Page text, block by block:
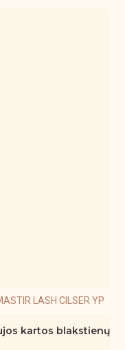
LASH CILSER YP
kartos blakstienų